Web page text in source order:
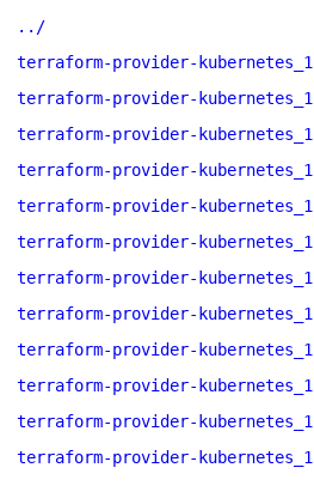
../
terraform-provider-
terraform-provider-
terraform-provider-
terraform-provider-
terraform-provider-
terraform-provider-
terraform-provider-
terraform-provider-
terraform-provider-
terraform-provider-
terraform-provider-
terraform-provider-